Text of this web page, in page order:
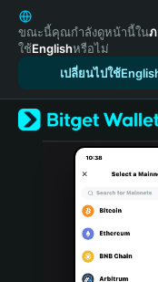
English
日本語
Tiếng Việt
Español
Türkçe
Italiano
Português (Portugal)
Bahasa Indonesia
ขณะนี้คุณกำลังดูหน้านี้ใน
ใช้Englishหรือไม่
เปลี่ยนไปใช้